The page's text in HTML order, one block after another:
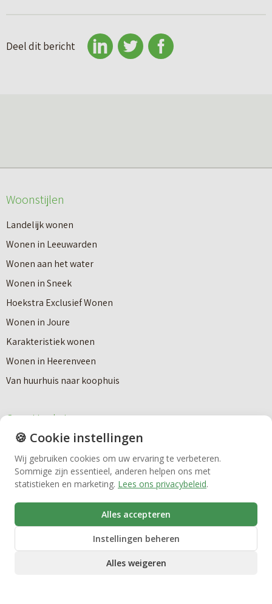
Bedrijfsmakelaardij
Vastgoedbeheer
VvE beheer
Zorgwoningen
Deel dit bericht
Woonstijlen
Landelijk wonen
Wonen in Leeuwarden
Wonen aan het water
Wonen in Sneek
Hoekstra Exclusief Wonen
Wonen in Joure
Karakteristiek wonen
Wonen in Heerenveen
Van huurhuis naar koophuis
Over Hoekstra
Antidiscriminatiebeleid
Algemene voorwaarden
Cookiebeleid
Disclaimer
ESG-Beleid
Klachtenprocedure algemeen
🍪 Cookie instellingen
Wij gebruiken cookies om uw ervaring te verbeteren.
Sommige zijn essentieel, anderen helpen ons met
statistieken en marketing. Lees ons privacybeleid.
Alles accepteren
Instellingen beheren
Alles weigeren